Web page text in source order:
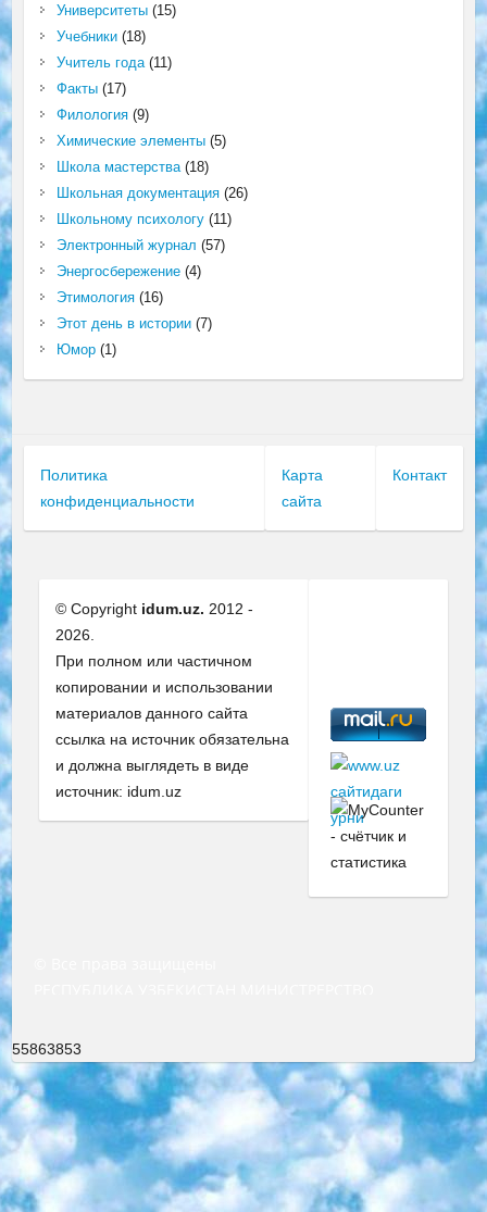
Университеты(15)
Учебники(18)
Учитель года(11)
Факты(17)
Филология(9)
Химические элементы(5)
Школа мастерства(18)
Школьная документация(26)
Школьному психологу(11)
Электронный журнал (57)
Энергосбережение(4)
Этимология(16)
Этот день в истории(7)
Юмор(1)
Политика
конфиденциальности
Карта
сайта
Контакт
© Copyright idum.uz. 2012 -
2026.
При полном или частичном
копировании и использовании
материалов данного сайта
ссылка на источник обязательна
и должна выглядеть в виде
источник: idum.uz
55863853